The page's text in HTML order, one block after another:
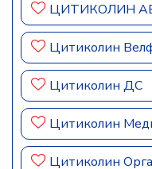
ЦИТИКОЛИН
Цитиколин
Цитиколин ДС
Цитиколин
Цитиколин